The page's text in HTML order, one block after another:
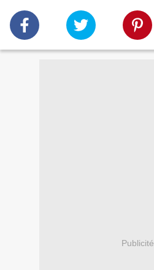
Publicité